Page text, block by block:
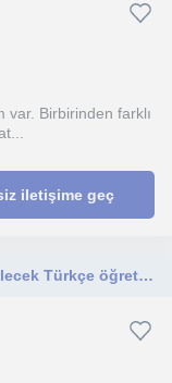
var. Birbirinden farklı
iletişime geç
Her yaşta öğrenciye uzaktan ders verebilecek Türkçe öğretmeni